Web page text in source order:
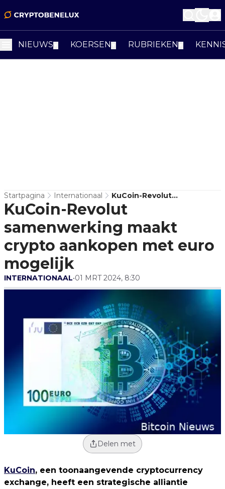
NIEUWS KOERSEN RUBRIEKEN
Startpagina Internationaal
KuCoin-Revolut
Samenwerking Maakt
Crypto Aankopen Met Euro
Mogelijk
KuCoin-Revolut
samenwerking maakt
crypto aankopen met euro
mogelijk
INTERNATIONAAL•01 MRT 2024, 8:30
Delen met
KuCoin, een toonaangevende cryptocurrency
exchange, heeft een strategische alliantie